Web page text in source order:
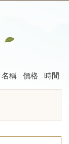
名稱 價格 時間